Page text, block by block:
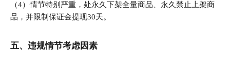
（4）情节特别严重，处永久下架全量商品、永久禁止上架商
品，并限制保证金提现30天。
五、违规情节考虑因素